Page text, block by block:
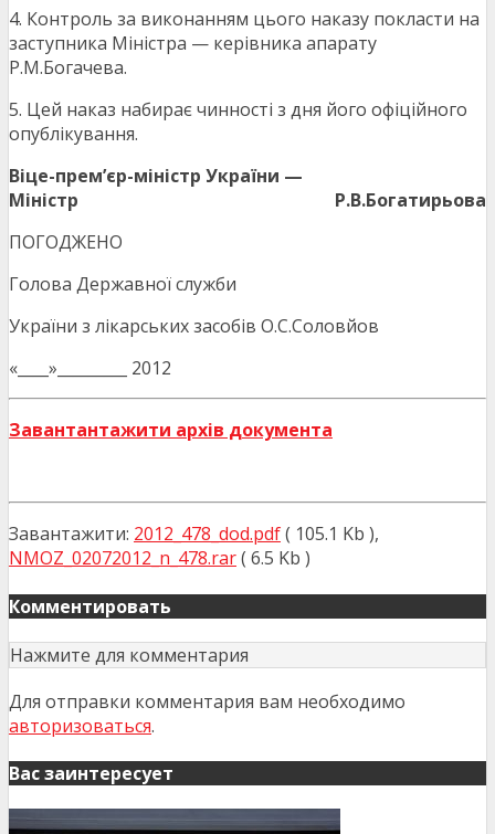
4. Контроль за виконанням цього наказу покласти на
заступника Міністра — керівника апарату
Р.М.Богачева.
5. Цей наказ набирає чинності з дня його офіційного
опублікування.
Віце-прем’єр-міністр України —
Міністр
Р.В.Богатирьова
ПОГОДЖЕНО
Голова Державної служби
України з лікарських засобів О.С.Соловйов
«____»_________ 2012
Завантантажити архів документа
Завантажити: 2012_478_dod.pdf( 105.1 Kb ),
NMOZ_02072012_n_478.rar( 6.5 Kb )
Комментировать
Нажмите для комментария
Для отправки комментария вам необходимо
авторизоваться.
Вас заинтересует